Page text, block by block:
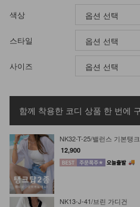
색상
스타일
사이즈
함께 착용한 코디 상품 한 번에
NK32-T-25/밸런스 기본탱
12,900
NK13-J-41/브린 가디건